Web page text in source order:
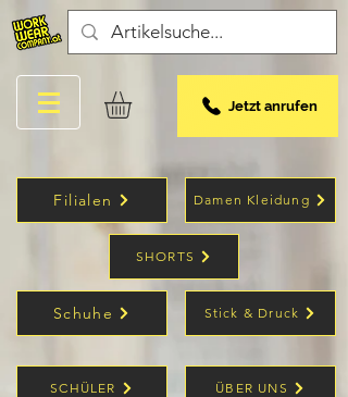
Jetzt anrufen
Filialen Damen Kleidung
SHORTS
Schuhe Stick & Druck
SCHÜLER ÜBER UNS